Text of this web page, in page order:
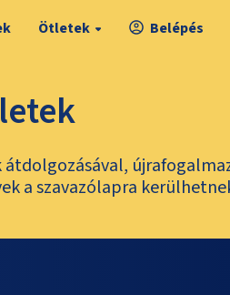
Ötletek Belépés
a szavazólapra